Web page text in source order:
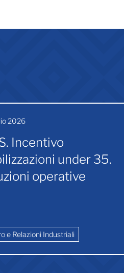
2026
Incentivo
under 35.
operative
e Relazioni Industriali